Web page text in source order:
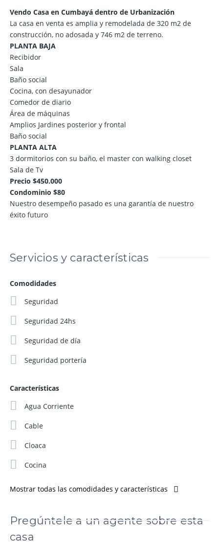
Vendo Casa en Cumbayá dentro de Urbanización
La casa en venta es amplia y remodelada de 320 m2 de
construcción, no adosada y 746 m2 de terreno.
PLANTA BAJA
Recibidor
Sala
Baño social
Cocina, con desayunador
Comedor de diario
Área de máquinas
Amplios Jardines posterior y frontal
Baño social
PLANTA ALTA
3 dormitorios con su baño, el master con walking closet
Sala de Tv
Precio $450.000
Condominio $80
Nuestro desempeño pasado es una garantía de nuestro
éxito futuro
Servicios y características
Comodidades
Seguridad
Seguridad 24hs
Seguridad de día
Seguridad portería
Características
Agua Corriente
Cable
Cloaca
Cocina
Mostrar todas las comodidades y características
Pregúntele a un agente sobre esta
casa